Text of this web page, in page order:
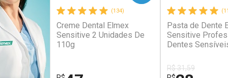
(134)
Creme Dental Elmex
Sensitive 2 Unidades De
110g
Pasta de Dente
Sensitive
Dentes
R$ 31,59